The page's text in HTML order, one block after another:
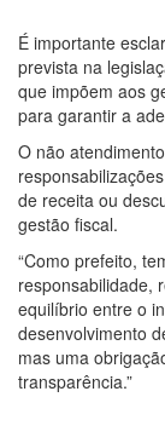
É importante
prevista na
que impõem aos
para garantir a
O não
de receita ou
gestão fiscal.
“Como prefeito,
responsabilidade,
equilíbrio entre o
desenvolvimento
mas uma
transparência.”